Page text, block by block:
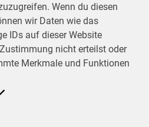
Wenn du diesen
wir Daten wie das
IDs auf dieser Website
nicht erteilst oder
Merkmale und Funktionen